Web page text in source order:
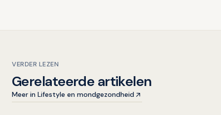
VERDER LEZEN
Gerelateerde artikelen
Meer in Lifestyle en mondgezondheid